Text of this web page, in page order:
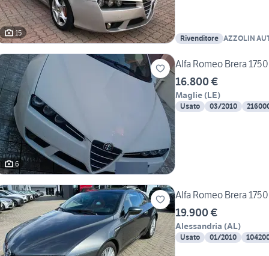
15
Rivenditore AZZOLIN
6
Alfa Romeo Brera
16.800 €
Maglie (LE)
Usato 03/2010
Alfa Romeo Brera
19.900 €
Alessandria (AL)
Usato 01/2010